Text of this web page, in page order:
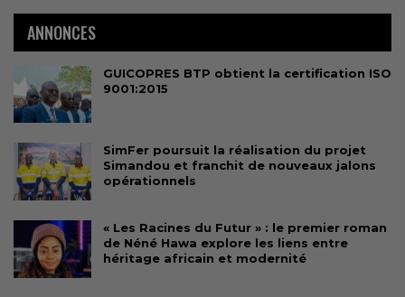
ANNONCES
GUICOPRES BTP obtient la certification ISO
9001:2015
SimFer poursuit la réalisation du projet
Simandou et franchit de nouveaux jalons
opérationnels
« Les Racines du Futur » : le premier roman
de Néné Hawa explore les liens entre
héritage africain et modernité